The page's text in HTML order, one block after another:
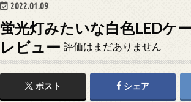
2022.01.09
蛍光灯みたいな白色LEDケ
レビュー 評価はまだありません
ポスト シェア